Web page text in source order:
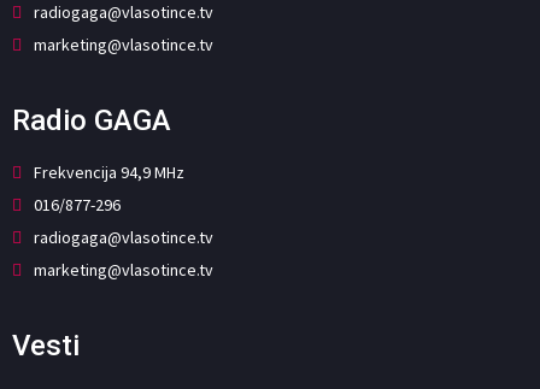
radiogaga@vlasotince.tv
marketing@vlasotince.tv
Radio GAGA
Frekvencija 94,9 MHz
016/877-296
radiogaga@vlasotince.tv
marketing@vlasotince.tv
Vesti